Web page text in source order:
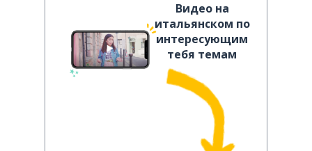
Видео на
итальянском по
интересующим
тебя темам